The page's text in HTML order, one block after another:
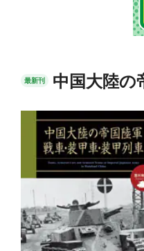
最新刊 中国大陸の